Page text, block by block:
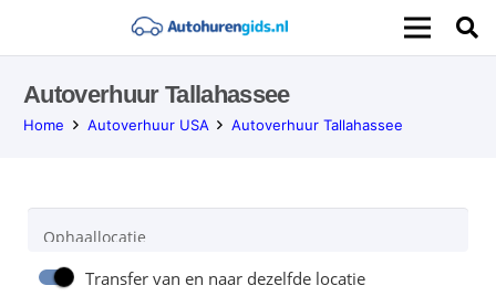
Autoverhuur Tallahassee
Home Autoverhuur USA Autoverhuur Tallahassee
Ophaallocatie
Transfer van en naar dezelfde locatie